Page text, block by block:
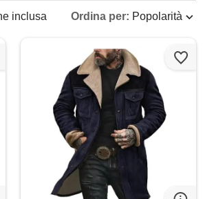
Ordina per: Popolarità
inclusa